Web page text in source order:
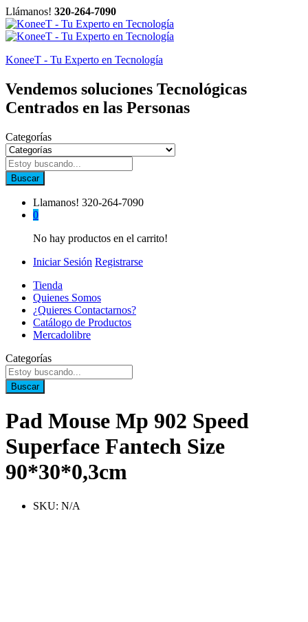
Llámanos! 320-264-7090
KoneeT - Tu Experto en Tecnología
Vendemos soluciones Tecnológicas
Centrados en las Personas
Categorías
Buscar
Llamanos! 320-264-7090
0
No hay productos en el carrito!
Iniciar Sesión Registrarse
Tienda
Quienes Somos
¿Quieres Contactarnos?
Catálogo de Productos
Mercadolibre
Categorías
Buscar
Pad Mouse Mp 902 Speed
Superface Fantech Size
90*30*0,3cm
SKU: N/A